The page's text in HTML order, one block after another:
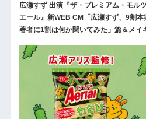
広瀬すず 出演『ザ・プレミアム・モル
エール』新WEB CM「広瀬すず、9割
著者に1割は何か聞いてみた」篇＆メイ